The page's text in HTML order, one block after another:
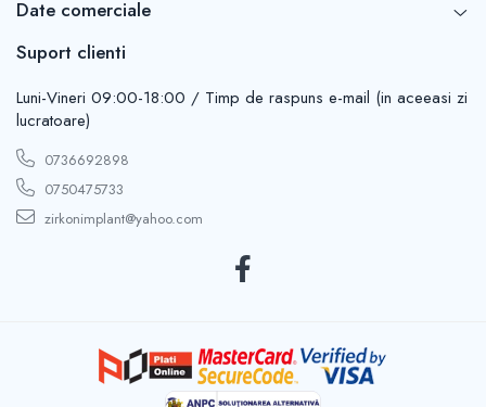
Date comerciale
Suport clienti
Luni-Vineri 09:00-18:00 / Timp de raspuns e-mail (in aceeasi zi
lucratoare)
0736692898
0750475733
zirkonimplant@yahoo.com